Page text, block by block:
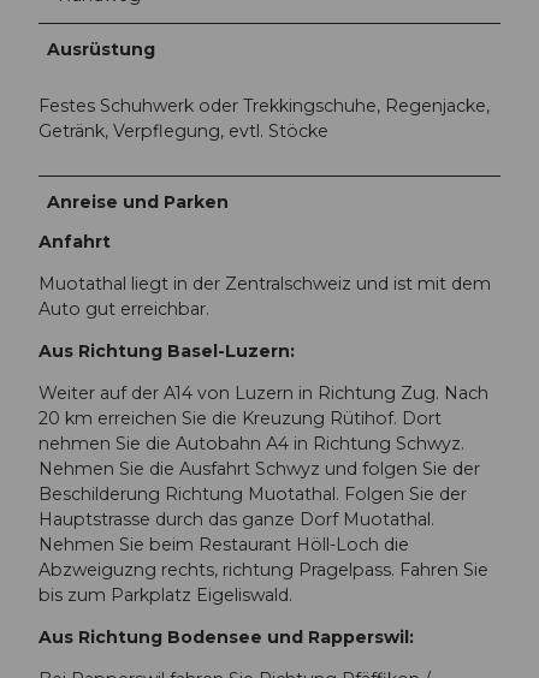
Ausrüstung
Festes Schuhwerk oder Trekkingschuhe, Regenjacke,
Getränk, Verpflegung, evtl. Stöcke
Anreise und Parken
Anfahrt
Muotathal liegt in der Zentralschweiz und ist mit dem
Auto gut erreichbar.
Aus Richtung Basel-Luzern:
Weiter auf der A14 von Luzern in Richtung Zug. Nach
20 km erreichen Sie die Kreuzung Rütihof. Dort
nehmen Sie die Autobahn A4 in Richtung Schwyz.
Nehmen Sie die Ausfahrt Schwyz und folgen Sie der
Beschilderung Richtung Muotathal. Folgen Sie der
Hauptstrasse durch das ganze Dorf Muotathal.
Nehmen Sie beim Restaurant Höll-Loch die
Abzweiguzng rechts, richtung Pragelpass. Fahren Sie
bis zum Parkplatz Eigeliswald.
Aus Richtung Bodensee und Rapperswil: